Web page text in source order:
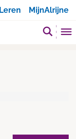
MijnAlrijne